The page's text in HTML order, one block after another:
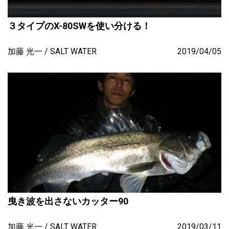
３タイプのX-80SWを使い分ける！
加藤 光一 SALT WATER 2019/04/05
曳き波を出さないカッター90
加藤 光一 SALT WATER 2019/03/11